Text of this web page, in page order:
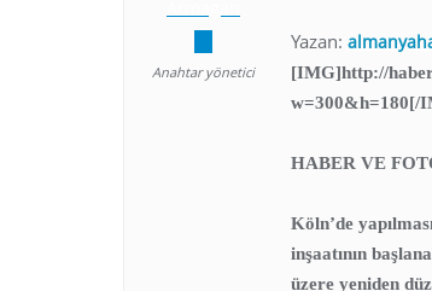
Anahtar yönetici
Yazan:
[IMG]http://
w=300&h=180[/
HABER VE
Köln’de
inşaatının
üzere yeniden